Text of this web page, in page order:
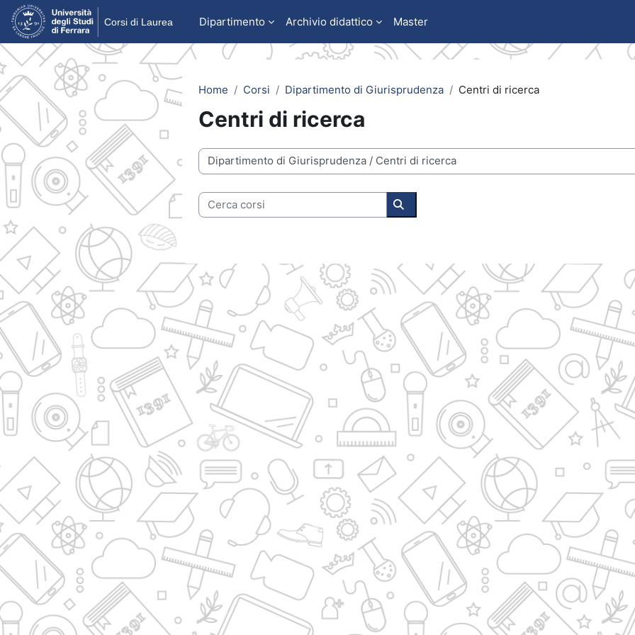
Vai al contenuto principale
Dipartimento
Archivio didattico Master
Home Corsi Dipartimento di Giurisprudenza Centri di ricerca
Centri di ricerca
Categorie di corso
Cerca corsi
Cerca corsi